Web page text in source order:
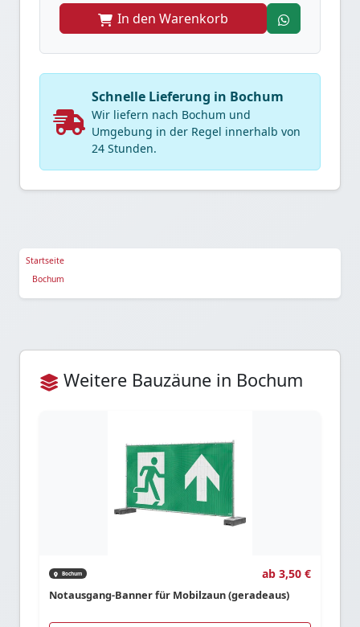
Startseite
Bochum
In den Warenkorb
Schnelle Lieferung in Bochum
Wir liefern nach Bochum und
Umgebung in der Regel innerhalb von
24 Stunden.
Weitere Bauzäune in Bochum
Bochum ab 3,50 €
Notausgang-Banner für Mobilzaun (geradeaus)